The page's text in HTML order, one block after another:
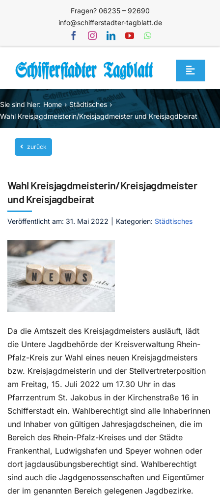
Fragen? 06235 – 92690
info@schifferstadter-tagblatt.de
Toggle
Home
Themen
Blog
Unternehmen
Mediathek
Jetzt abonnieren
Sie sind hier: Home
Städtisches
Wahl Kreisjagdmeisterin/Kreisjagdmeister und Kreisjagdbeirat
zurück
Wahl Kreisjagdmeisterin/Kreisjagdmeister
und Kreisjagdbeirat
Veröffentlicht am: 31. Mai 2022 Kategorien: Städtisches
Da die Amtszeit des Kreisjagdmeisters ausläuft, lädt
die Untere Jagdbehörde der Kreisverwaltung Rhein-
Pfalz-Kreis zur Wahl eines neuen Kreisjagdmeisters
bzw. Kreisjagdmeisterin und der Stellvertreterposition
am Freitag, 15. Juli 2022 um 17.30 Uhr in das
Pfarrzentrum St. Jakobus in der Kirchenstraße 16 in
Schifferstadt ein. Wahlberechtigt sind alle Inhaberinnen
und Inhaber von gültigen Jahresjagdscheinen, die im
Bereich des Rhein-Pfalz-Kreises und der Städte
Frankenthal, Ludwigshafen und Speyer wohnen oder
dort jagdausübungsberechtigt sind. Wahlberechtigt
sind auch die Jagdgenossenschaften und Eigentümer
der im genannten Bereich gelegenen Jagdbezirke.